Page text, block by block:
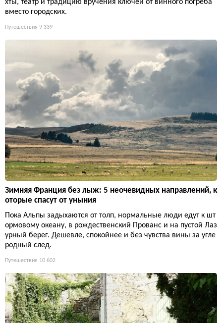
хты, театр и традицию вручения ключей от винного погреба
вместо городских.
Путешествия 9 339
Зимняя Франция без лыж: 5 неочевидных направлений, к
оторые спасут от уныния
Пока Альпы задыхаются от толп, нормальные люди едут к шт
ормовому океану, в рождественский Прованс и на пустой Лаз
урный берег. Дешевле, спокойнее и без чувства вины за угле
родный след.
Путешествия 10 602